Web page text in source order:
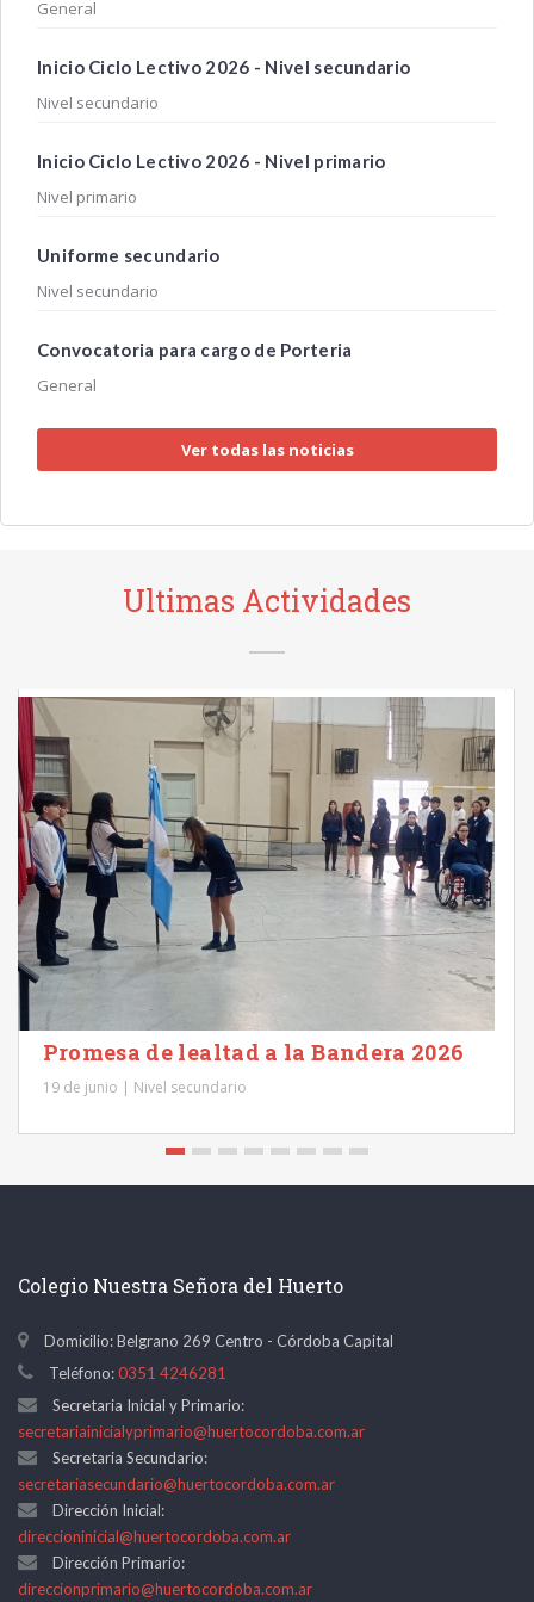
General
Inicio Ciclo Lectivo 2026 - Nivel secundario
Nivel secundario
Inicio Ciclo Lectivo 2026 - Nivel primario
Nivel primario
Uniforme secundario
Nivel secundario
Convocatoria para cargo de Porteria
General
Ver todas las noticias
Ultimas Actividades
Promesa de lealtad a la Bandera 2026
19 de junio | Nivel secundario
Colegio Nuestra Señora del Huerto
Domicilio: Belgrano 269 Centro - Córdoba Capital
Teléfono:0351 4246281
Secretaria Inicial y Primario:
secretariainicialyprimario@huertocordoba.com.ar
Secretaria Secundario:
secretariasecundario@huertocordoba.com.ar
Dirección Inicial:
direccioninicial@huertocordoba.com.ar
Dirección Primario:
direccionprimario@huertocordoba.com.ar